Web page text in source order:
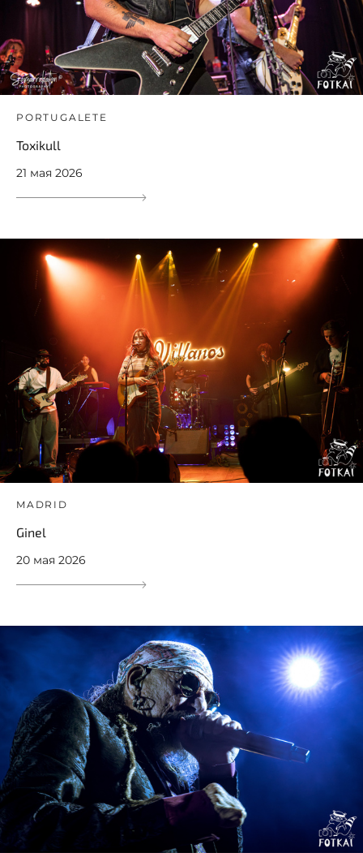
PORTUGALETE
Toxikull
21 мая 2026
MADRID
Ginel
20 мая 2026